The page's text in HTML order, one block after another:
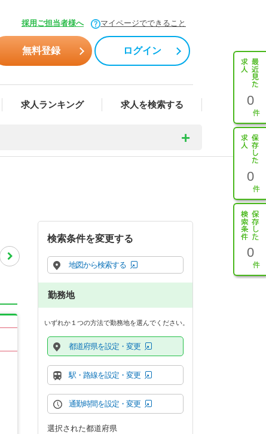
採用ご担当者様へ マイページでできること
無料登録 ログイン
求人ランキング 求人を検索する 0
0
0
検索条件を変更する
地図から検索する
勤務地
いずれか１つの方法で勤務地を選んでください。
都道府県を設定・変更
駅・路線を設定・変更
通勤時間を設定・変更
選択された都道府県